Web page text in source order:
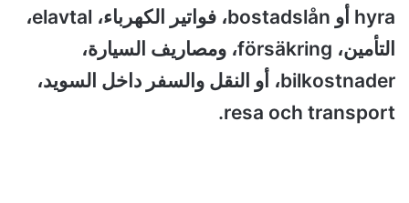
hyra أو bostadslån، فواتير الكهرباء، elavtal،
التأمين، försäkring، ومصاريف السيارة،
bilkostnader، أو النقل والسفر داخل السويد،
resa och transport.